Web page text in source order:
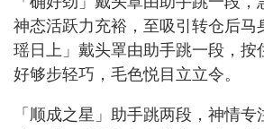
神态活跃力充裕，至吸引转仓后马
瑶日上」戴头罩由助手跳一段，按
好够步轻巧，毛色悦目立立令。
「顺成之星」助手跳两段，神情